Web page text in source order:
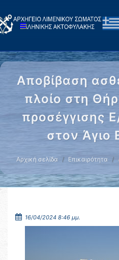
Αποβίβαση
πλοίο στη
προσέγγισης
στον Άγιο
Αρχική σελίδα Επικαιρότητα
16/04/2024 8:46 μμ.